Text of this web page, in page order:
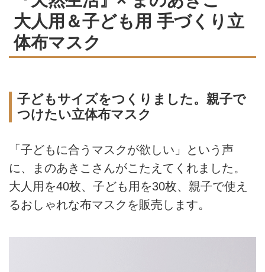
大人用＆子ども用 手づくり立
体布マスク
子どもサイズをつくりました。親子で
つけたい立体布マスク
「子どもに合うマスクが欲しい」という声
に、まのあきこさんがこたえてくれました。
大人用を40枚、子ども用を30枚、親子で使え
るおしゃれな布マスクを販売します。